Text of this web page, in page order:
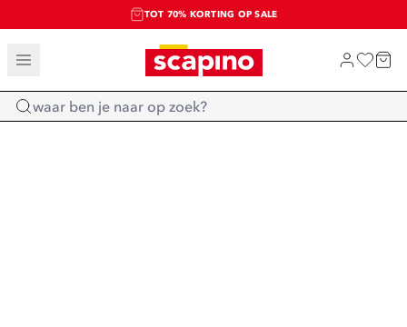
TOT 70% KORTING OP SALE
SALE: LAATSTE KANS!
SHOP NIEUW
Home